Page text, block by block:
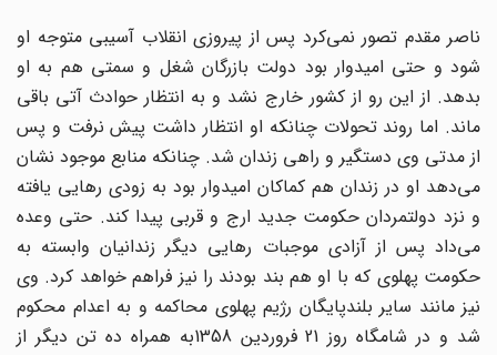
ناصر مقدم تصور نمی‌کرد پس از پیروزی انقلاب آسیبی متوجه او
شود و حتی امیدوار بود دولت بازرگان شغل و سمتی هم به او
بدهد. از این رو از کشور خارج نشد و به انتظار حوادث آتی باقی
ماند. اما روند تحولات چنانکه او انتظار داشت پیش نرفت و پس
از مدتی وی دستگیر و راهی زندان شد. چنانکه منابع موجود نشان
می‌دهد او در زندان هم کماکان امیدوار بود به زودی رهایی یافته
و نزد دولتمردان حکومت جدید ارج و قربی پیدا کند. حتی وعده
می‌داد پس از آزادی موجبات رهایی دیگر زندانیان وابسته به
حکومت پهلوی که با او هم بند بودند را نیز فراهم خواهد کرد. وی
نیز مانند سایر بلندپایگان رژیم پهلوی محاکمه و به اعدام محکوم
شد و در شامگاه روز 21 فروردین 1358به همراه ده تن دیگر از